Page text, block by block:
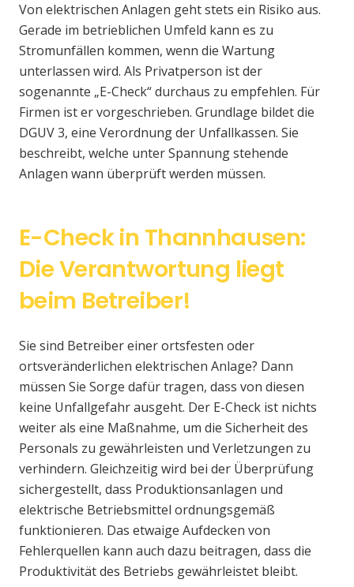
Von elektrischen Anlagen geht stets ein Risiko aus.
Gerade im betrieblichen Umfeld kann es zu
Stromunfällen kommen, wenn die Wartung
unterlassen wird. Als Privatperson ist der
sogenannte „E-Check“ durchaus zu empfehlen. Für
Firmen ist er vorgeschrieben. Grundlage bildet die
DGUV 3, eine Verordnung der Unfallkassen. Sie
beschreibt, welche unter Spannung stehende
Anlagen wann überprüft werden müssen.
E-Check in Thannhausen:
Die Verantwortung liegt
beim Betreiber!
Sie sind Betreiber einer ortsfesten oder
ortsveränderlichen elektrischen Anlage? Dann
müssen Sie Sorge dafür tragen, dass von diesen
keine Unfallgefahr ausgeht. Der E-Check ist nichts
weiter als eine Maßnahme, um die Sicherheit des
Personals zu gewährleisten und Verletzungen zu
verhindern. Gleichzeitig wird bei der Überprüfung
sichergestellt, dass Produktionsanlagen und
elektrische Betriebsmittel ordnungsgemäß
funktionieren. Das etwaige Aufdecken von
Fehlerquellen kann auch dazu beitragen, dass die
Produktivität des Betriebs gewährleistet bleibt.